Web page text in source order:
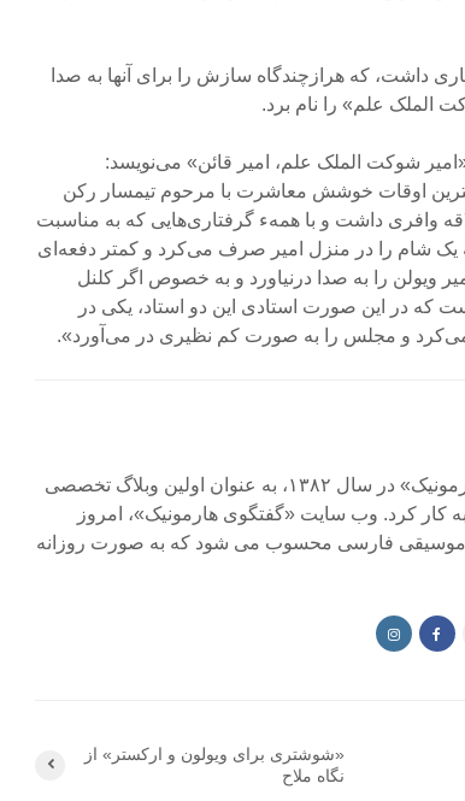
داشت، که هرازچندگاه سازش را برای آنها به صدا
الملک علم» را نام برد.
شوکت الملک علم، امیر قائن» می‌نویسد:
اوقات خوشش معاشرت با مرحوم‌ تیمسار رکن
وافری داشت و با همهء گرفتاری‌هایی که به مناسبت
شام را در منزل امیر صرف می‌کرد و کمتر دفعه‌ای
ویولن را به‌ صدا درنیاورد و به خصوص اگر کلنل
که در این‌ صورت استادی این دو استاد، یکی در
می‌کرد و مجلس را به صورت کم نظیری در می‌آورد».
مجله آنلاین «گفتگوی هارمونیک» در سال ۱۳۸۲، به عنوان اولین وبلاگ تخصصی
کار کرد. وب سایت «گفتگوی هارمونیک»، امروز
موسیقی فارسی محسوب می شود که به صورت روزانه
«شوشتری برای ویولون و ارکستر» از
نگاه ملاح